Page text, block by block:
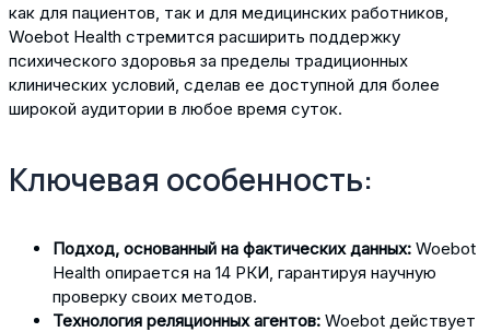
как для пациентов, так и для медицинских работников,
Woebot Health стремится расширить поддержку
психического здоровья за пределы традиционных
клинических условий, сделав ее доступной для более
широкой аудитории в любое время суток.
Ключевая особенность:
Подход, основанный на фактических данных: Woebot
Health опирается на 14 РКИ, гарантируя научную
проверку своих методов.
Технология реляционных агентов: Woebot действует